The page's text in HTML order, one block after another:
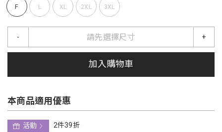
F L XL 2XL 3XL
請先選擇尺寸
- +
加入購物車
本商品適用優惠
活動
2件39折